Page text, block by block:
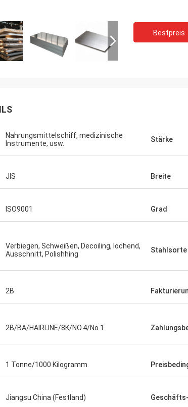
Bestpreis
Nahrungsmittelschiff, medizinische
Instrumente, usw.
Stärke
JIS Breite
ISO9001 Grad
Verbiegen, Schweißen, Decoiling, lochend,
Ausschnitt, Polishhing
Stahlsorte
2B
2B/BA/HAIRLINE/8K/NO.4/No.1
1 Tonne/1000 Kilogramm
Jiangsu China (Festland)